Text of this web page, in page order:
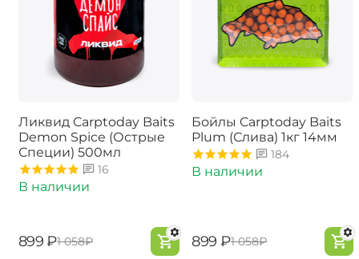
Ликвид Carptoday Baits
Demon Spice (Острые
Специи) 500мл
16
В наличии
‍899‍ ₽‍1 058‍₽
Бойлы Carptoday Baits
Plum (Слива) 1кг 14мм
184
В наличии
‍899‍ ₽‍1 058‍₽